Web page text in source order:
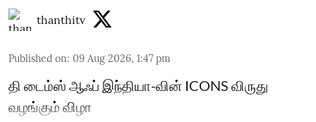
thanthitv
Published on: 09 Aug 2026, 1:47 pm
தி டைம்ஸ் ஆஃப் இந்தியா-வின் ICONS விருது
வழங்கும் விழா